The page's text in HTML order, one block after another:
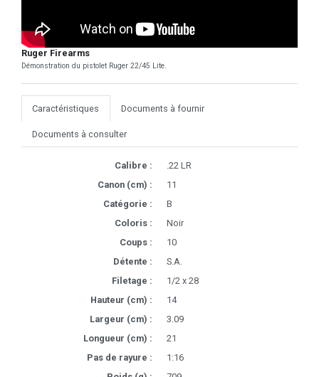
Ruger Firearms
Démonstration du pistolet Ruger 22/45 Lite.
Caractéristiques Documents à fournir
Documents à consulter
Calibre :
.22 LR
Canon (cm) :
11
Catégorie :
B
Coloris :
Noir
Coups :
10
Détente :
S.A.
Filetage :
1/2 x 28
Hauteur (cm) :
14
Largeur (cm) :
3.09
Longueur (cm) :
21
Pas de rayure :
1:16